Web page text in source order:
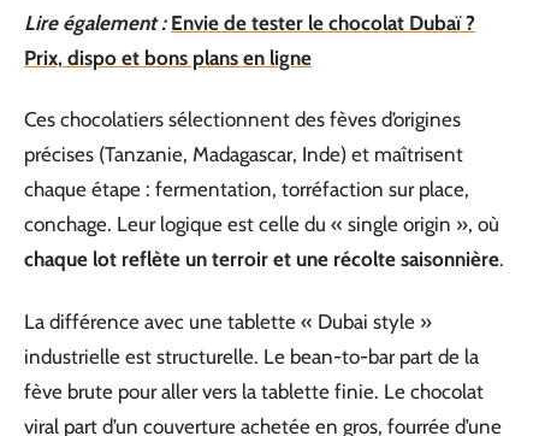
Lire également : Envie de tester le chocolat Dubaï ?
Prix, dispo et bons plans en ligne
Ces chocolatiers sélectionnent des fèves d’origines
précises (Tanzanie, Madagascar, Inde) et maîtrisent
chaque étape : fermentation, torréfaction sur place,
conchage. Leur logique est celle du « single origin », où
chaque lot reflète un terroir et une récolte saisonnière.
La différence avec une tablette « Dubai style »
industrielle est structurelle. Le bean-to-bar part de la
fève brute pour aller vers la tablette finie. Le chocolat
viral part d’un couverture achetée en gros, fourrée d’une